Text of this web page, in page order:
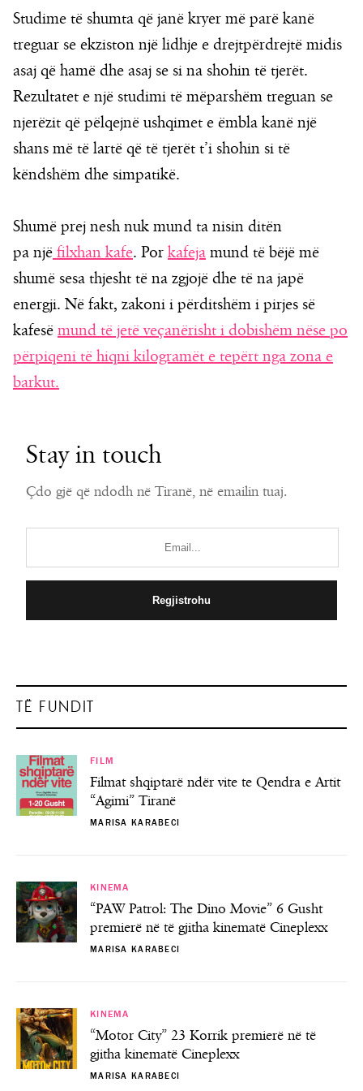
Studime të shumta që janë kryer më parë kanë
treguar se ekziston një lidhje e drejtpërdrejtë midis
asaj që hamë dhe asaj se si na shohin të tjerët.
Rezultatet e një studimi të mëparshëm treguan se
njerëzit që pëlqejnë ushqimet e ëmbla kanë një
shans më të lartë që të tjerët t’i shohin si të
këndshëm dhe simpatikë.
Shumë prej nesh nuk mund ta nisin ditën
pa një filxhan kafe. Por kafeja mund të bëjë më
shumë sesa thjesht të na zgjojë dhe të na japë
energji. Në fakt, zakoni i përditshëm i pirjes së
kafesë mund të jetë veçanërisht i dobishëm nëse po
përpiqeni të hiqni kilogramët e tepërt nga zona e
barkut.
Stay in touch
Çdo gjë që ndodh në Tiranë, në emailin tuaj.
TË FUNDIT
FILM
Filmat shqiptarë ndër vite te Qendra e Artit
“Agimi” Tiranë
MARISA KARABECI
KINEMA
“PAW Patrol: The Dino Movie” 6 Gusht
premierë në të gjitha kinematë Cineplexx
MARISA KARABECI
KINEMA
“Motor City” 23 Korrik premierë në të
gjitha kinematë Cineplexx
MARISA KARABECI